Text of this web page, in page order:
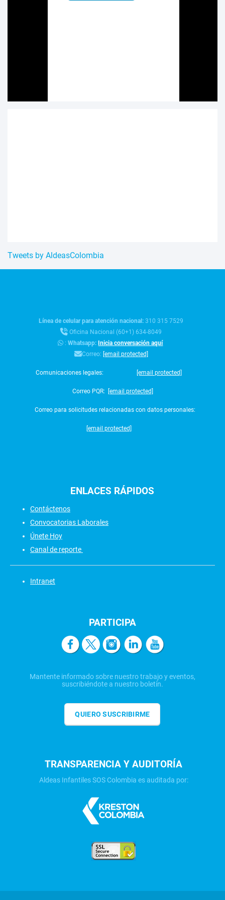
Tweets by AldeasColombia
Línea de celular para atención nacional:310 315 7529
Oficina Nacional (60+1) 634-8049
:Whatsapp:Inicia conversación aquí
Correo: [email protected]
Comunicaciones legales: [email protected]
Correo PQR: [email protected]
Correo para solicitudes relacionadas con datos personales:
[email protected]
ENLACES RÁPIDOS
Contáctenos
Convocatorias Laborales
Únete Hoy
Canal de reporte
Intranet
PARTICIPA
Mantente informado sobre nuestro trabajo y eventos,
suscribiéndote a nuestro boletín.
QUIERO SUSCRIBIRME
TRANSPARENCIA Y AUDITORÍA
Aldeas Infantiles SOS Colombia es auditada por: